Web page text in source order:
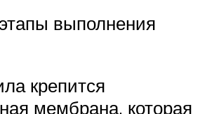
выполнения
крепится
мембрана, которая